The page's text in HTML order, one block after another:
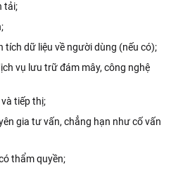
tải;
tích dữ liệu về người dùng (nếu có);
vụ lưu trữ đám mây, công nghệ
tiếp thị;
gia tư vấn, chẳng hạn như cố vấn
thẩm quyền;